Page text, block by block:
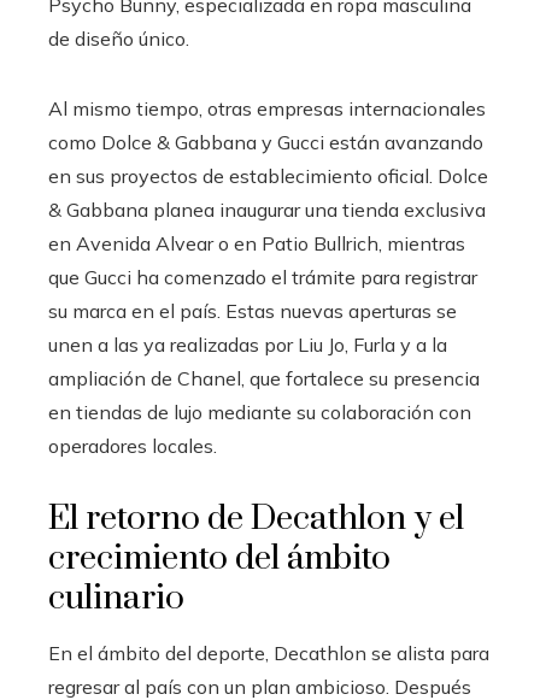
Psycho Bunny, especializada en ropa masculina
de diseño único.
Al mismo tiempo, otras empresas internacionales
como Dolce & Gabbana y Gucci están avanzando
en sus proyectos de establecimiento oficial. Dolce
& Gabbana planea inaugurar una tienda exclusiva
en Avenida Alvear o en Patio Bullrich, mientras
que Gucci ha comenzado el trámite para registrar
su marca en el país. Estas nuevas aperturas se
unen a las ya realizadas por Liu Jo, Furla y a la
ampliación de Chanel, que fortalece su presencia
en tiendas de lujo mediante su colaboración con
operadores locales.
El retorno de Decathlon y el
crecimiento del ámbito
culinario
En el ámbito del deporte, Decathlon se alista para
regresar al país con un plan ambicioso. Después